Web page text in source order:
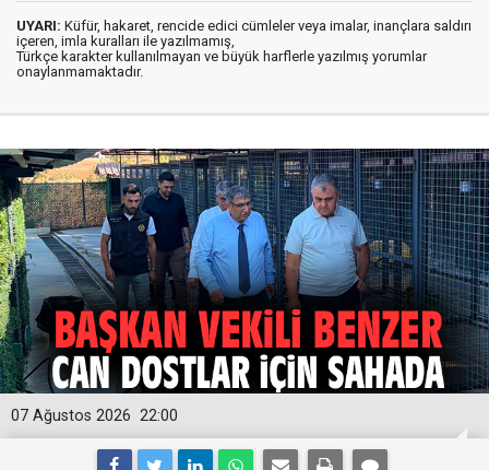
UYARI: Küfür, hakaret, rencide edici cümleler veya imalar, inançlara saldırı
içeren, imla kuralları ile yazılmamış,
Türkçe karakter kullanılmayan ve büyük harflerle yazılmış yorumlar
onaylanmamaktadır.
22:00
07 Ağustos 2026